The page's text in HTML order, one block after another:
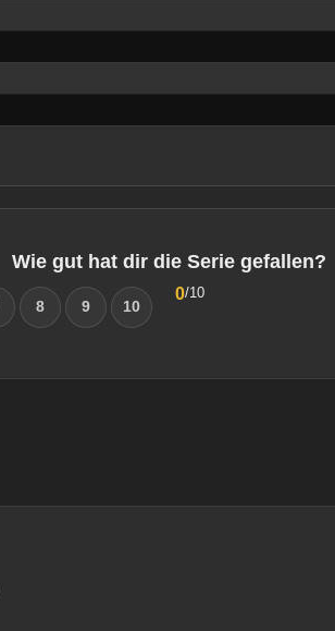
Wie gut hat dir die Serie gefallen?
8 9 10
0/10